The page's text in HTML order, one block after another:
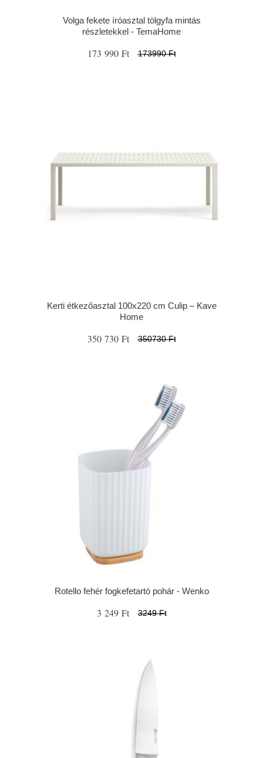
Volga fekete íróasztal tölgyfa mintás
részletekkel - TemaHome
173 990 Ft 173990 Ft
Kerti étkezőasztal 100x220 cm Culip – Kave
Home
350 730 Ft 350730 Ft
Rotello fehér fogkefetartó pohár - Wenko
3 249 Ft 3249 Ft